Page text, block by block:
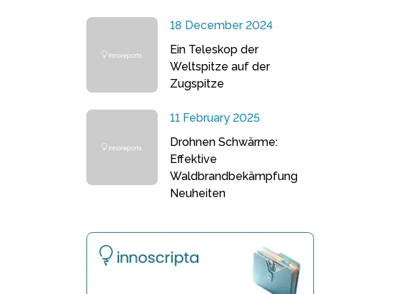
18 December 2024
Ein Teleskop der
Weltspitze auf der
Zugspitze
11 February 2025
Drohnen Schwärme:
Effektive
Waldbrandbekämpfung
Neuheiten